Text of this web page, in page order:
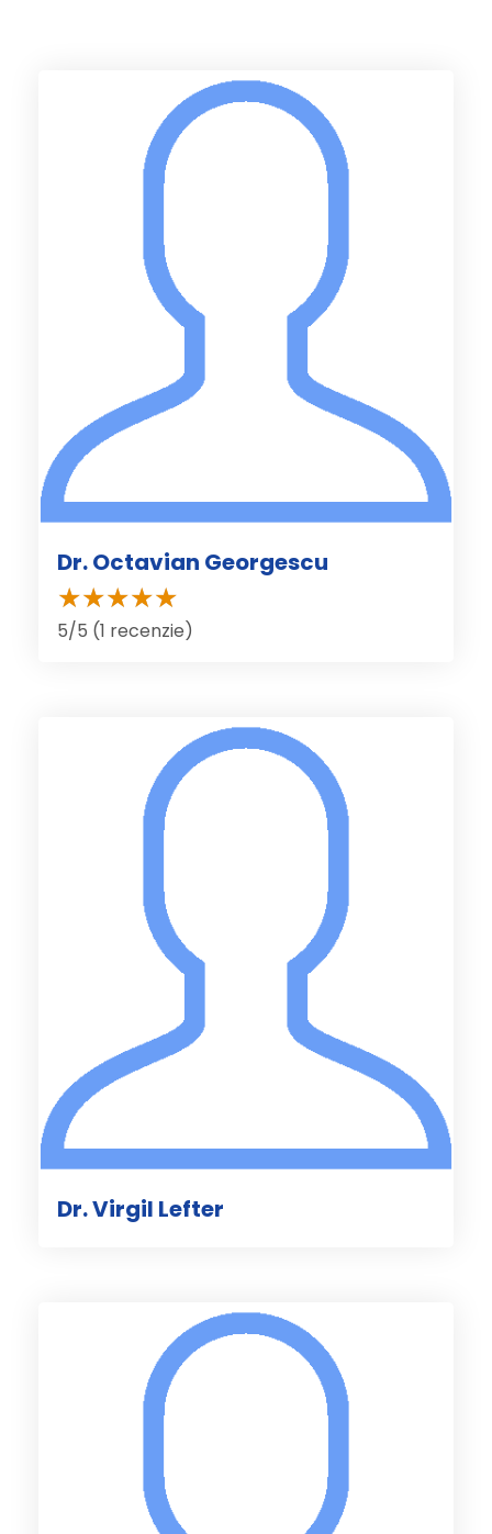
Dr. Octavian Georgescu
5/5 (1 recenzie)
Dr. Virgil Lefter